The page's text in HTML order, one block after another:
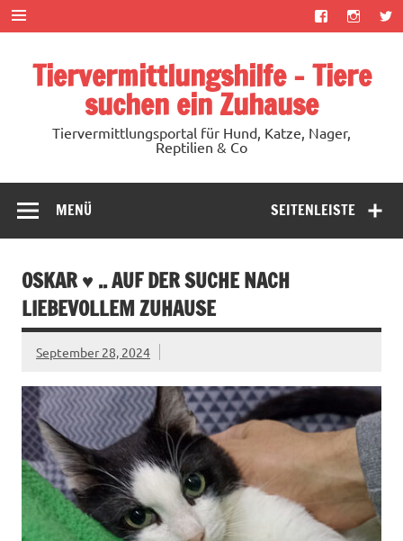
Zum
Inhalt
springen
Tiervermittlungshilfe – Tiere
suchen ein Zuhause
Tiervermittlungsportal für Hund, Katze, Nager,
Reptilien & Co
SEITENLEISTE
MENÜ
OSKAR ♥ .. AUF DER SUCHE NACH
LIEBEVOLLEM ZUHAUSE
September 28, 2024